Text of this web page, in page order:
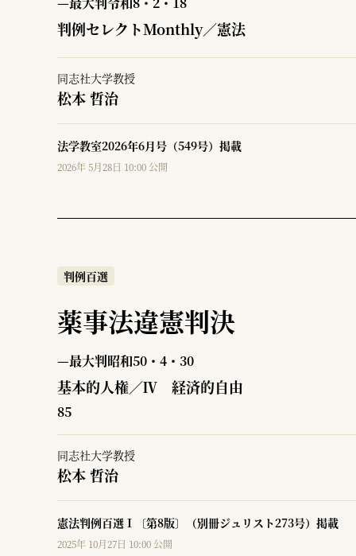
判例セレクトMonthly／憲法
同志社大学教授
松本 哲治
法学教室2026年6月号（549号）掲載
2026年 5月28日 10:00 公開
判例百選
薬事法違憲判決
—最大判昭和50・4・30
基本的人権／Ⅳ 経済的自由
85
同志社大学教授
松本 哲治
憲法判例百選Ⅰ〔第8版〕（別冊ジュリスト273号）掲載
2025年 10月27日 10:00 公開